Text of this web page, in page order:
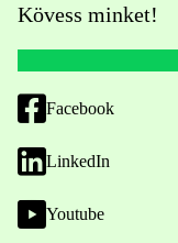
Kövess minket!
Facebook
LinkedIn
Youtube